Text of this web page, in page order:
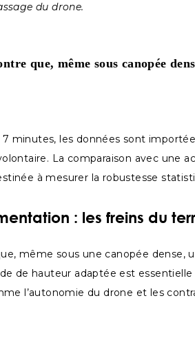
du drone.
que, même sous canopée
7 minutes, les données sont
La comparaison avec une
à mesurer la robustesse
: les freins du
même sous une canopée dense,
de hauteur adaptée est
l’autonomie du drone et les